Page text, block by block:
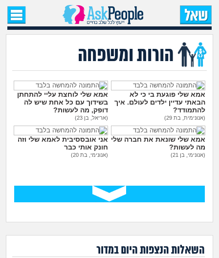
עמוד הבית
שאלות חדשות
שאלות שעוררו עניין
עצות חדשות
מה קורה כאן?
מדורים
זוגיות
חיפוש שאלות
הרשמה
הורות ומשפחה
אמא שלי פוגעת בי כי לא
הבאתי עדיין ילדים לעולם. איך
להתמודד?
(אנונימית, בת 29)
אמא שלי לוחצת עליי להתחתן
בשידוך עם כל אחת שיש לה
דופק, מה לעשות?
(אריאל, בן 23)
אמא שלי שונאת את חברה שלי
מה לעשות?
(אנונימי, בן 21)
אני אובססיבית לאמא שלי וזה
חונק אותי כבר
(אנונימי, בת 20)
השאלות הנצפות היוםבמדור